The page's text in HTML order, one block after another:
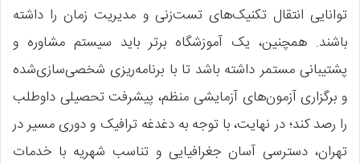
توانایی انتقال تکنیک‌های تست‌زنی و مدیریت زمان را داشته
باشند. همچنین، یک آموزشگاه برتر باید سیستم مشاوره و
پشتیبانی مستمر داشته باشد تا با برنامه‌ریزی شخصی‌سازی‌شده
و برگزاری آزمون‌های آزمایشی منظم، پیشرفت تحصیلی داوطلب
را رصد کند؛ در نهایت، با توجه به دغدغه ترافیک و دوری مسیر در
تهران، دسترسی آسان جغرافیایی و تناسب شهریه با خدمات